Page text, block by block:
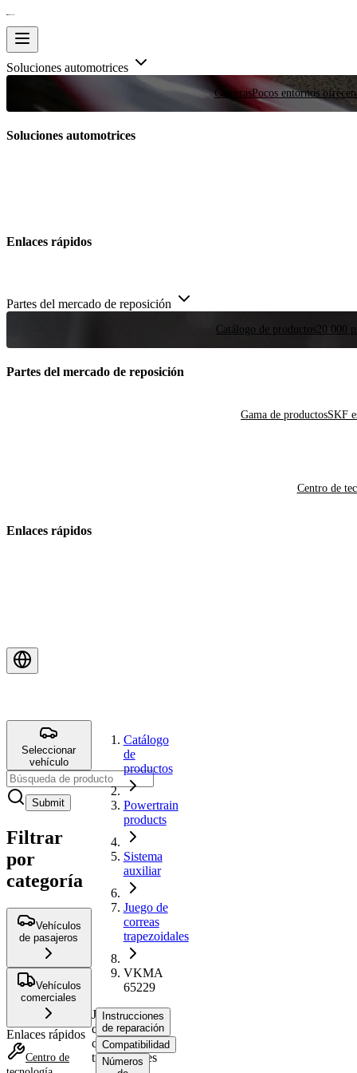
Soluciones automotrices
CarrerasPocos entornos
Soluciones automotrices
Enlaces rápidos
Partes del mercado de reposición
Catálogo de productos20 000
Partes del mercado de reposición
Gama de productosSKF
Centro de
Enlaces rápidos
Seleccionar
vehículo
Submit
Filtrar
por
categoría
Vehículos
de pasajeros
Vehículos
comerciales
Enlaces rápidos
Centro de
Catálogo
de
productos
Powertrain
products
Sistema
auxiliar
Juego de
correas
trapezoidales
VKMA
65229
Juego
de
correas
trapezoidales
Instrucciones
de reparación
Compatibilidad
Números